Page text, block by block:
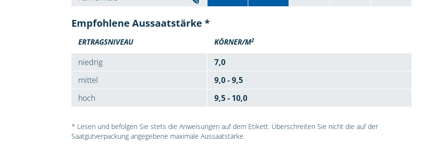
Empfohlene Aussaatstärke *
ERTRAGSNIVEAU KÖRNER/M2
niedrig
7,0
mittel
9,0 - 9,5
hoch
9,5 - 10,0
* Lesen und befolgen Sie stets die Anweisungen auf dem Etikett. Überschreiten Sie nicht die auf der
Saatgutverpackung angegebene maximale Aussaatstärke.